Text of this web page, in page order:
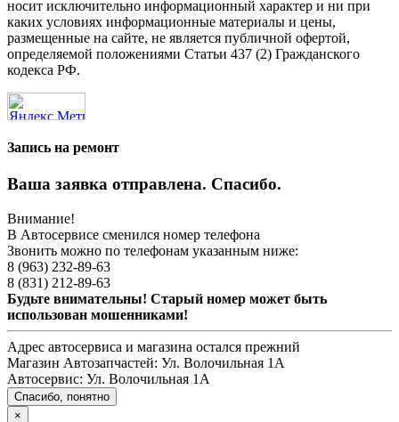
носит исключительно информационный характер и ни при
каких условиях информационные материалы и цены,
размещенные на сайте, не является публичной офертой,
определяемой положениями Статьи 437 (2) Гражданского
кодекса РФ.
Запись на ремонт
Ваша заявка отправлена. Спасибо.
Внимание!
В Автосервисе сменился номер телефона
Звонить можно по телефонам указанным ниже:
8 (963) 232-89-63
8 (831) 212-89-63
Будьте внимательны! Старый номер может быть
использован мошенниками!
Адрес автосервиса и магазина остался прежний
Магазин Автозапчастей: Ул. Волочильная 1А
Автосервис: Ул. Волочильная 1А
Спасибо, понятно
×